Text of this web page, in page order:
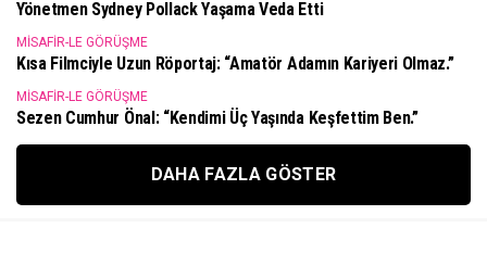
Yönetmen Sydney Pollack Yaşama Veda Etti
MISAFIR-LE GÖRÜŞME
Kısa Filmciyle Uzun Röportaj: “Amatör Adamın Kariyeri Olmaz.”
MISAFIR-LE GÖRÜŞME
Sezen Cumhur Önal: “Kendimi Üç Yaşında Keşfettim Ben.”
DAHA FAZLA GÖSTER